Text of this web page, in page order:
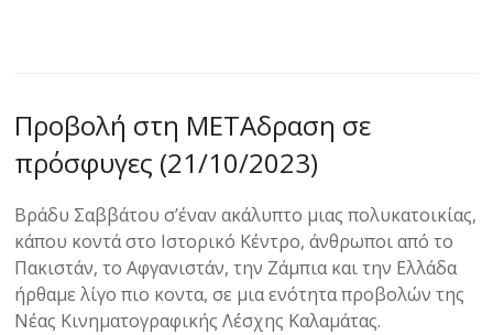
Προβολή στη ΜΕΤΑδραση σε
πρόσφυγες (21/10/2023)
Βράδυ Σαββάτου σ’έναν ακάλυπτο μιας πολυκατοικίας,
κάπου κοντά στο Ιστορικό Κέντρο, άνθρωποι από το
Πακιστάν, το Αφγανιστάν, την Ζάμπια και την Ελλάδα
ήρθαμε λίγο πιο κοντα, σε μια ενότητα προβολών της
Νέας Κινηματογραφικής Λέσχης Καλαμάτας.